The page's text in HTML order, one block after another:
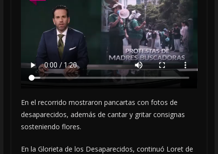
En el recorrido mostraron pancartas con fotos de
desaparecidos, además de cantar y gritar consignas
sosteniendo flores.
En la Glorieta de los Desaparecidos, continuó Loret de